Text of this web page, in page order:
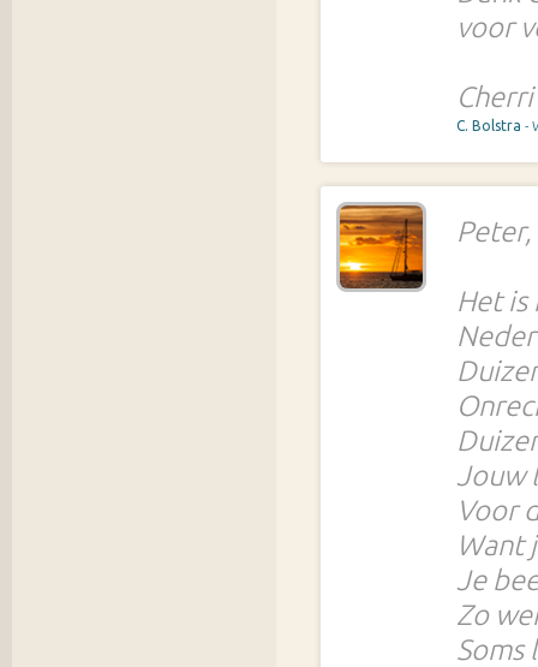
voor
C. Bolstra -
Peter,
Het
Jouw
Voor
Want
Je
Zo
Soms